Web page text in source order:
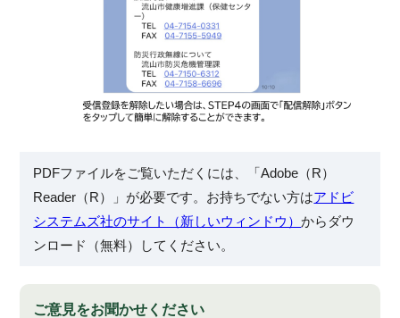
PDFファイルをご覧いただくには、「Adobe（R）
Reader（R）」が必要です。お持ちでない方はアドビ
システムズ社のサイト（新しいウィンドウ）からダウ
ンロード（無料）してください。
ご意見をお聞かせください